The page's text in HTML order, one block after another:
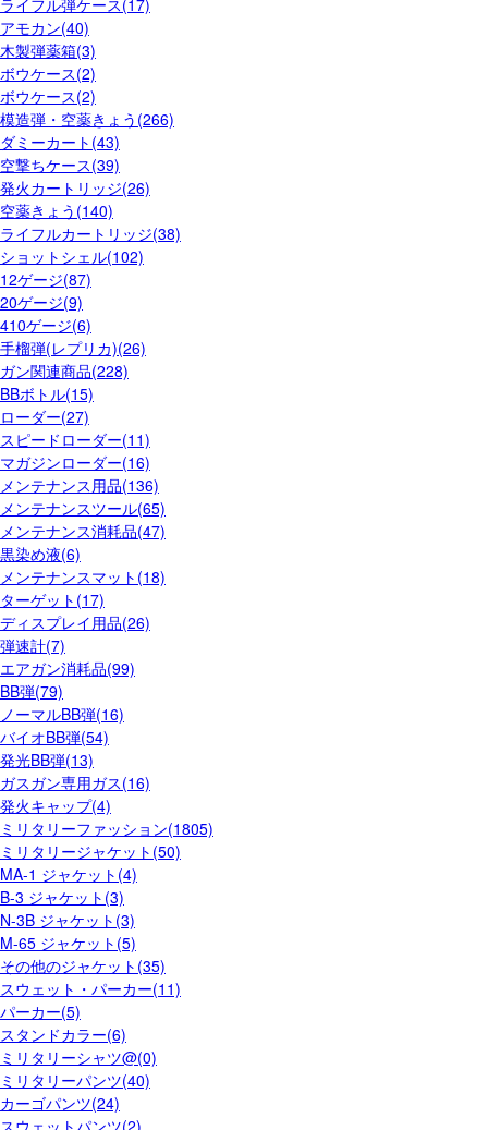
アモカン(40)
木製弾薬箱(3)
ボウケース(2)
ボウケース(2)
模造弾・空薬きょう(266)
ダミーカート(43)
空撃ちケース(39)
発火カートリッジ(26)
空薬きょう(140)
ライフルカートリッジ(38)
ショットシェル(102)
12ゲージ(87)
20ゲージ(9)
410ゲージ(6)
手榴弾(レプリカ)(26)
ガン関連商品(228)
BBボトル(15)
ローダー(27)
スピードローダー(11)
マガジンローダー(16)
メンテナンス用品(136)
メンテナンスツール(65)
メンテナンス消耗品(47)
黒染め液(6)
メンテナンスマット(18)
ターゲット(17)
ディスプレイ用品(26)
弾速計(7)
エアガン消耗品(99)
BB弾(79)
ノーマルBB弾(16)
バイオBB弾(54)
発光BB弾(13)
ガスガン専用ガス(16)
発火キャップ(4)
ミリタリーファッション(1805)
ミリタリージャケット(50)
MA-1 ジャケット(4)
B-3 ジャケット(3)
N-3B ジャケット(3)
M-65 ジャケット(5)
その他のジャケット(35)
スウェット・パーカー(11)
パーカー(5)
スタンドカラー(6)
ミリタリーシャツ@(0)
ミリタリーパンツ(40)
カーゴパンツ(24)
スウェットパンツ(2)